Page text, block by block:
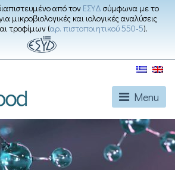
από τον ΕΣΥΔ σύμφωνα με το
μικροβιολογικές και ιολογικές αναλύσεις
τροφίμων (αρ. πιστοποιητικού 550-5).
Menu